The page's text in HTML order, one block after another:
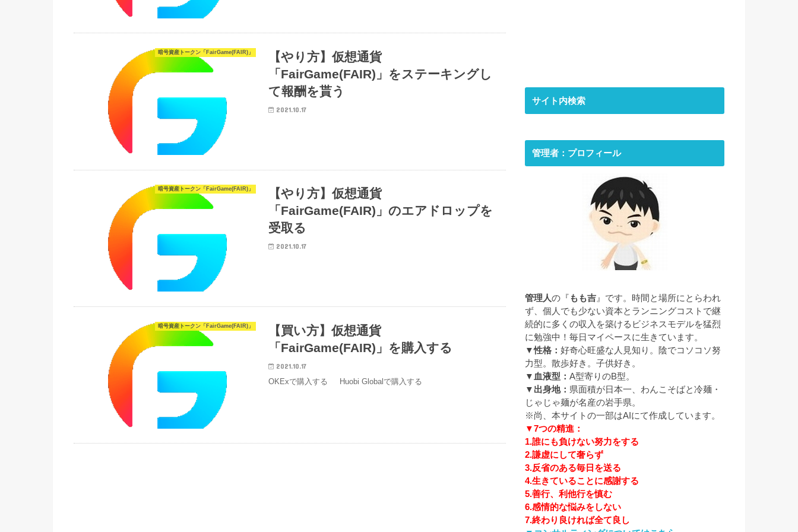
暗号資産トークン「FairGame(FAIR)」
【やり方】仮想通貨
「FairGame(FAIR)」をステーキングし
て報酬を貰う
2021.10.17
暗号資産トークン「FairGame(FAIR)」
【やり方】仮想通貨
「FairGame(FAIR)」のエアドロップを
受取る
2021.10.17
暗号資産トークン「FairGame(FAIR)」
【買い方】仮想通貨
「FairGame(FAIR)」を購入する
2021.10.17
OKExで購入する Huobi Globalで購入する
サイト内検索
管理者：プロフィール
管理人の『もも吉』です。時間と場所にとらわれ
ず、個人でも少ない資本とランニングコストで継
続的に多くの収入を築けるビジネスモデルを猛烈
に勉強中！毎日マイペースに生きています。
▼性格： 好奇心旺盛な人見知り。陰でコソコソ努
力型。散歩好き。子供好き。
▼血液型： A型寄りのB型。
▼出身地： 県面積が日本一、わんこそばと冷麺・
じゃじゃ麺が名産の岩手県。
※尚、本サイトの一部はAIにて作成しています。
▼7つの精進：
1.誰にも負けない努力をする
2.謙虚にして奢らず
3.反省のある毎日を送る
4.生きていることに感謝する
5.善行、利他行を慎む
6.感情的な悩みをしない
7.終わり良ければ全て良し